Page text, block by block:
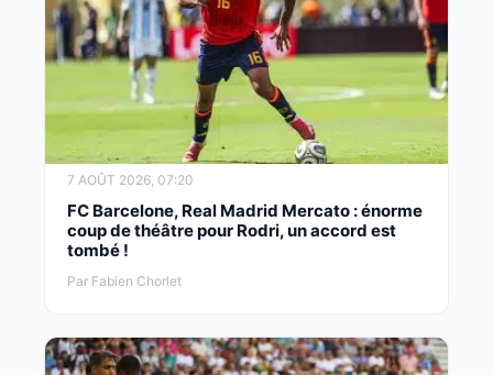
7 AOÛT 2026, 07:20
FC Barcelone, Real Madrid Mercato : énorme
coup de théâtre pour Rodri, un accord est
tombé !
Par Fabien Chorlet